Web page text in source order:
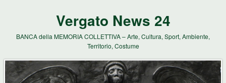
Vergato News 24
BANCA della MEMORIA COLLETTIVA – Arte, Cultura, Sport, Ambiente,
Territorio, Costume